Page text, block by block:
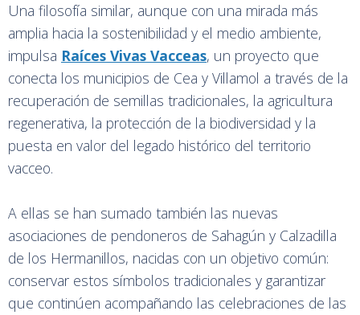
Una filosofía similar, aunque con una mirada más
amplia hacia la sostenibilidad y el medio ambiente,
impulsa Raíces Vivas Vacceas, un proyecto que
conecta los municipios de Cea y Villamol a través de la
recuperación de semillas tradicionales, la agricultura
regenerativa, la protección de la biodiversidad y la
puesta en valor del legado histórico del territorio
vacceo.
A ellas se han sumado también las nuevas
asociaciones de pendoneros de Sahagún y Calzadilla
de los Hermanillos, nacidas con un objetivo común:
conservar estos símbolos tradicionales y garantizar
que continúen acompañando las celebraciones de las